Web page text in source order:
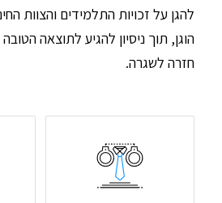
להגן על זכויות התלמידים והצוות
הוגן, תוך ניסיון להגיע לתוצאה
חזרה לשגרה.